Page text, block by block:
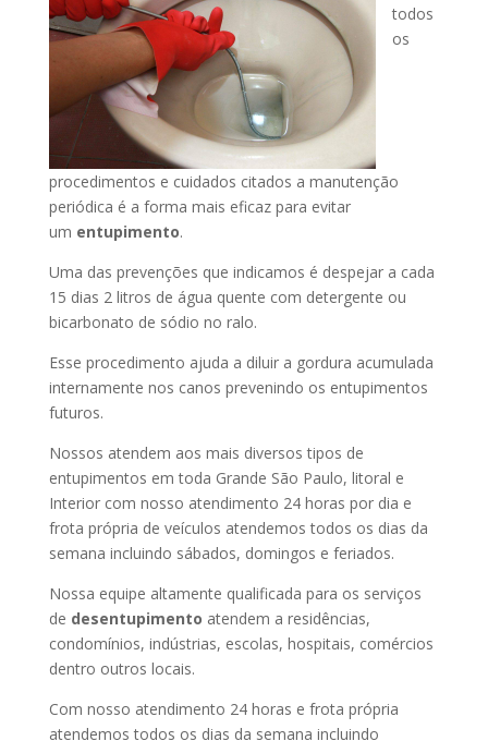
todos
os
procedimentos e cuidados citados a manutenção
periódica é a forma mais eficaz para evitar
um entupimento.
Uma das prevenções que indicamos é despejar a cada
15 dias 2 litros de água quente com detergente ou
bicarbonato de sódio no ralo.
Esse procedimento ajuda a diluir a gordura acumulada
internamente nos canos prevenindo os entupimentos
futuros.
Nossos atendem aos mais diversos tipos de
entupimentos em toda Grande São Paulo, litoral e
Interior com nosso atendimento 24 horas por dia e
frota própria de veículos atendemos todos os dias da
semana incluindo sábados, domingos e feriados.
Nossa equipe altamente qualificada para os serviços
de desentupimento atendem a residências,
condomínios, indústrias, escolas, hospitais, comércios
dentro outros locais.
Com nosso atendimento 24 horas e frota própria
atendemos todos os dias da semana incluindo